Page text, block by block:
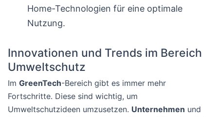
Home-Technologien für eine optimale
Nutzung.
Innovationen und Trends im Bereich
Umweltschutz
Im GreenTech-Bereich gibt es immer mehr
Fortschritte. Diese sind wichtig, um
Umweltschutzideen umzusetzen. Unternehmen und